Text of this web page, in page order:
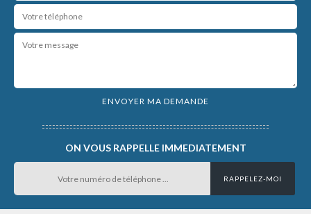
ON VOUS RAPPELLE IMMEDIATEMENT